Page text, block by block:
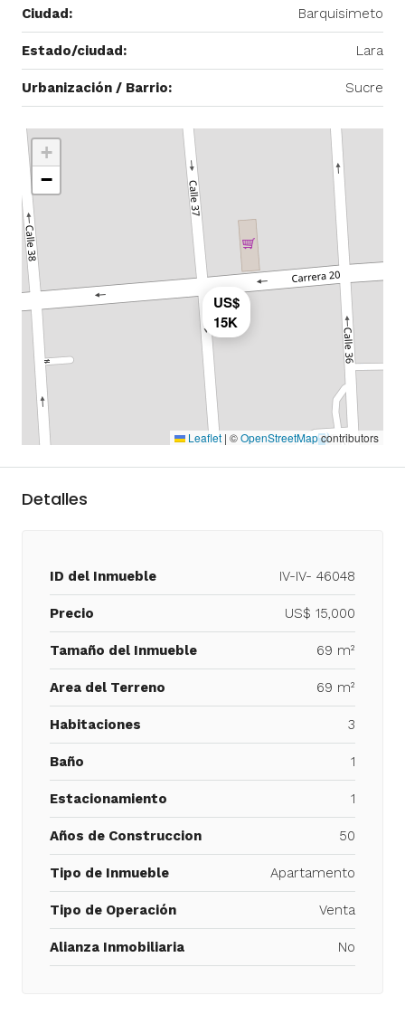
Ciudad: Barquisimeto
Estado/ciudad: Lara
Urbanización / Barrio: Sucre
US$
15K
+
−
Leaflet | ©OpenStreetMapcontributors
Detalles
ID del Inmueble IV-IV- 46048
Precio US$ 15,000
Tamaño del Inmueble 69 m²
Area del Terreno 69 m²
Habitaciones 3
Baño 1
Estacionamiento 1
Años de Construccion 50
Tipo de Inmueble Apartamento
Tipo de Operación Venta
Alianza Inmobiliaria No